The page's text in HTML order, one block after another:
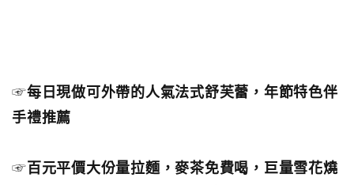
☞每日現做可外帶的人氣法式舒芙蕾，年節特色伴
手禮推薦
☞ 百元平價大份量拉麵，麥茶免費喝，巨量雪花燒